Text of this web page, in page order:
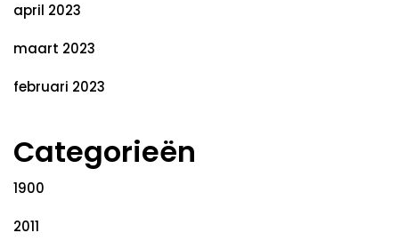
april 2023
maart 2023
februari 2023
Categorieën
1900
2011